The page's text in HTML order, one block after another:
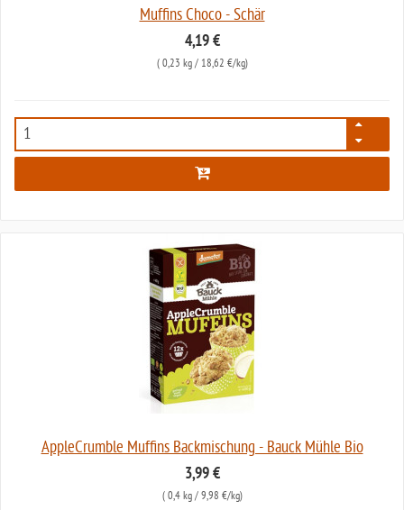
Muffins Choco - Schär
4,19 €
( 0,23 kg/ 18,62 €/kg)
2713
AppleCrumble Muffins Backmischung - Bauck Mühle Bio
3,99 €
( 0,4 kg/ 9,98 €/kg)